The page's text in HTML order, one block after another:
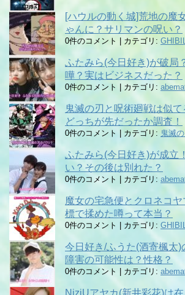
[ハウルの動く城]荒地の魔
ゃんに？サリマンの呪い？
0件のコメント カテゴリ:
ふたみら(今日好き)が破局
嘩？実はビジネスだった？
0件のコメント カテゴリ:
鬼滅の刃と呪術廻戦は似て
どっちが先だったか調査！
0件のコメント カテゴリ: 鬼滅
ふたみら(今日好き)が成立
い？その後は別れた？
0件のコメント カテゴリ:
魔女の宅急便とクロネコ
標で揉めた噂って本当？
0件のコメント カテゴリ:
今日好き/ふうた(酒寄楓太)
障害の可能性は？性格？
0件のコメント カテゴリ:
NiziUアヤカ(新井彩花)は